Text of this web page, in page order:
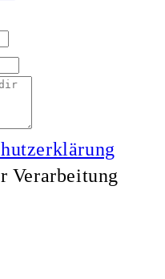
Verarbeitung